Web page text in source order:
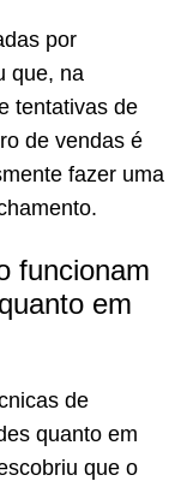
por
que, na
tentativas de
de vendas é
fazer uma
funcionam
em
de
quanto em
que o